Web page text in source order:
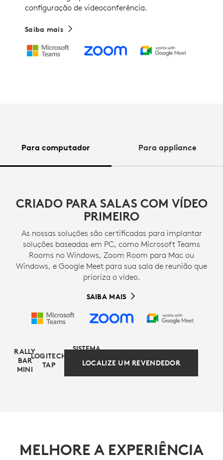
configuração de videoconferência.
Saiba mais
Para computador Para appliance
CRIADO PARA SALAS COM VÍDEO
PRIMEIRO
As nossas soluções são certificadas para implantar
soluções baseadas em PC, como Microsoft Teams
Rooms no Windows, Zoom Room para Mac ou
Windows, e Google Meet para sua sala de reunião que
prioriza o vídeo.
SAIBA MAIS
RALLY
BAR
MINI
LOGITECH
TAP
SISTEMA
COMPUTAÇÃO
LOCALIZE UM REVENDEDOR
APPLIANCE
MELHORE A EXPERIÊNCIA